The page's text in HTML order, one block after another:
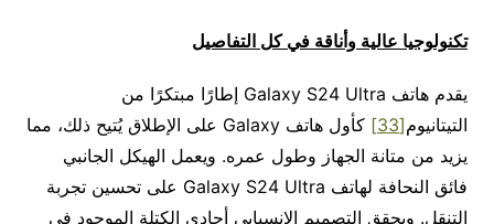
تكنولوجيا عالية وأناقة في كل التفاصيل
يقدم هاتف Galaxy S24 Ultra إطارًا مبتكرًا من
التيتانيوم[33]
كأول هاتف Galaxy على الإطلاق يُتيح ذلك، مما
يزيد من متانة الجهاز وطول عمره. ويعمل الهيكل الجانبي
فائق النحافة لهاتف Galaxy S24 Ultra على تحسين تجربة
التنقل. ويحقق التصميم الانسيابي أحادي الكتلة الموجود في